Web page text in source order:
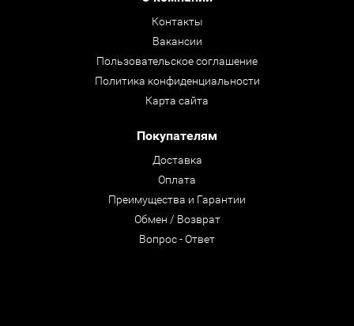
Контакты
Вакансии
Пользовательское соглашение
Политика конфиденциальности
Карта сайта
Покупателям
Доставка
Оплата
Преимущества и Гарантии
Обмен / Возврат
Вопрос - Ответ